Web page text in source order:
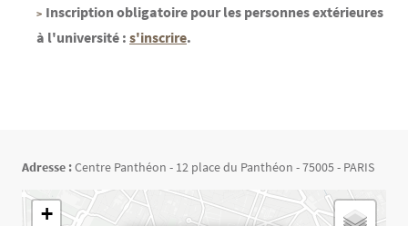
Inscription obligatoire pour les personnes extérieures
à l'université : s'inscrire.
Adresse :Centre Panthéon - 12 place du Panthéon - 75005 - PARIS
Géolocalisation
+